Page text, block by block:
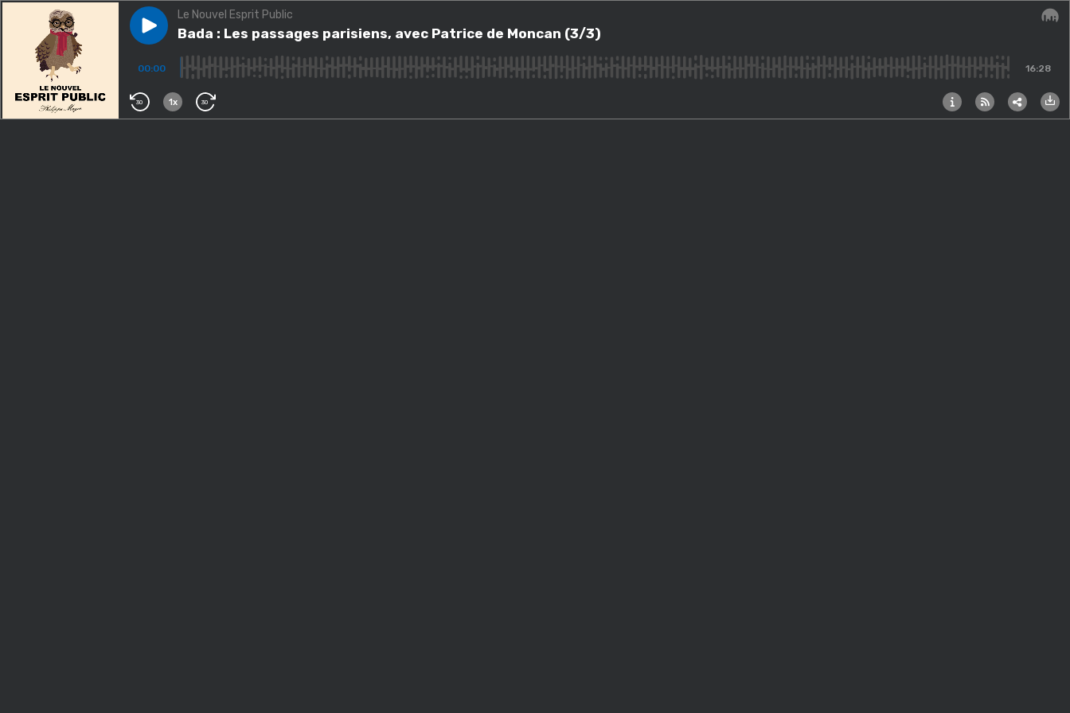
Play episodeBada : Les passages parisiens, avec Patrice de Moncan (3/3)
Le Nouvel Esprit Public
Bada : Les passages parisiens, avec Patrice de Moncan (3/3)
00:00 16:28
30 1x 30